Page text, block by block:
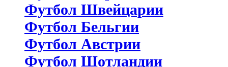
Футбол Швейцарии
Футбол Бельгии
Футбол Австрии
Футбол Шотландии